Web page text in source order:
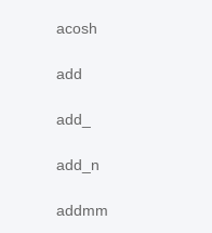
acosh
add
add_
add_n
addmm